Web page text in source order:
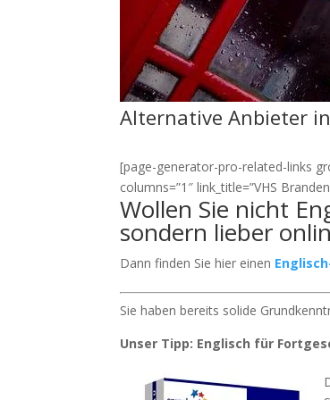
Alternative Anbieter
[page-generator-pro-related-links
columns=”1″ link_title=”VHS
Wollen Sie nicht
sondern lieber
Dann finden Sie hier einen
Sie haben bereits solide
Unser Tipp: Englisch für